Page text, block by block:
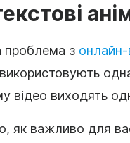
проблема з
використовують
відео виходять
як важливо для